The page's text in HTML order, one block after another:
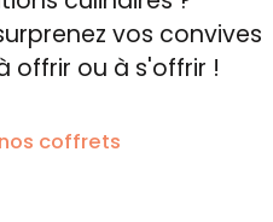
vos convives
offrir ou à s'offrir !
coffrets